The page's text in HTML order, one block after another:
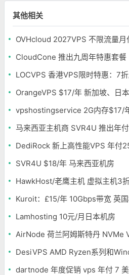
其他相关
OVHcloud 2027VPS 不限流量
CloudCone 推出九周年特惠套餐
OrangeVPS $17/年 新加坡、日
vpshostingservice 2G内存$17/
SVR4U $18/年 马来西亚机房
Kuroit：£15/年 10Gbps带宽 英
Lamhosting 10元/月日本机房
dartnode 年度促销 vps 年付 7